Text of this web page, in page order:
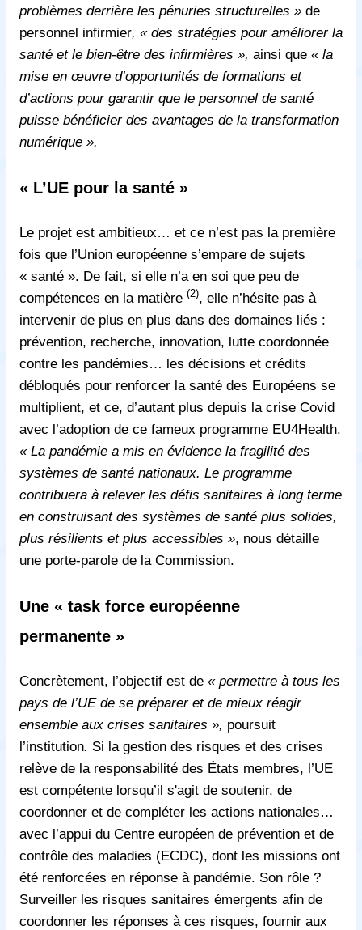
problèmes derrière les pénuries structurelles » de
personnel infirmier, « des stratégies pour améliorer la
santé et le bien-être des infirmières », ainsi que « la
mise en œuvre d’opportunités de formations et
d’actions pour garantir que le personnel de santé
puisse bénéficier des avantages de la transformation
numérique ».
« L’UE pour la santé »
Le projet est ambitieux… et ce n’est pas la première
fois que l’Union européenne s’empare de sujets
« santé ». De fait, si elle n’a en soi que peu de
compétences en la matière (2), elle n’hésite pas à
intervenir de plus en plus dans des domaines liés :
prévention, recherche, innovation, lutte coordonnée
contre les pandémies… les décisions et crédits
débloqués pour renforcer la santé des Européens se
multiplient, et ce, d’autant plus depuis la crise Covid
avec l’adoption de ce fameux programme EU4Health.
« La pandémie a mis en évidence la fragilité des
systèmes de santé nationaux. Le programme
contribuera à relever les défis sanitaires à long terme
en construisant des systèmes de santé plus solides,
plus résilients et plus accessibles », nous détaille
une porte-parole de la Commission.
Une « task force européenne
permanente »
Concrètement, l’objectif est de « permettre à tous les
pays de l’UE de se préparer et de mieux réagir
ensemble aux crises sanitaires », poursuit
l’institution. Si la gestion des risques et des crises
relève de la responsabilité des États membres, l’UE
est compétente lorsqu’il s'agit de soutenir, de
coordonner et de compléter les actions nationales…
avec l’appui du Centre européen de prévention et de
contrôle des maladies (ECDC), dont les missions ont
été renforcées en réponse à pandémie. Son rôle ?
Surveiller les risques sanitaires émergents afin de
coordonner les réponses à ces risques, fournir aux